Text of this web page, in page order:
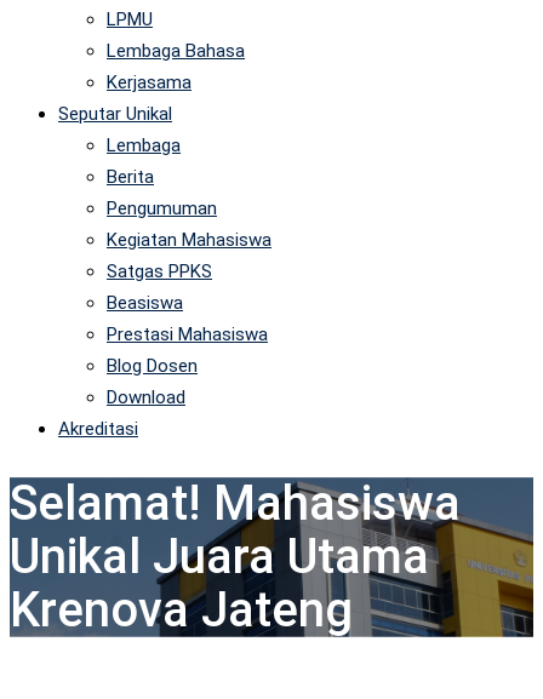
LPMU
Lembaga Bahasa
Kerjasama
Seputar Unikal
Lembaga
Berita
Pengumuman
Kegiatan Mahasiswa
Satgas PPKS
Beasiswa
Prestasi Mahasiswa
Blog Dosen
Download
Akreditasi
Selamat! Mahasiswa
Unikal Juara Utama
Krenova Jateng